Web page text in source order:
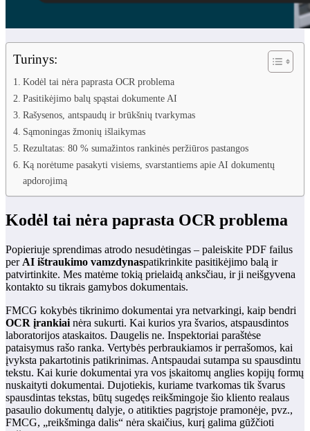
Turinys:
Kodėl tai nėra paprasta OCR problema
Pasitikėjimo balų spąstai dokumente AI
Rašysenos, antspaudų ir brūkšnių tvarkymas
Sąmoningas žmonių išlaikymas
Rezultatas: 80 % sumažintos rankinės peržiūros pastangos
Ką norėtume pasakyti visiems, svarstantiems apie AI dokumentų
apdorojimą
Kodėl tai nėra paprasta OCR problema
Popieriuje sprendimas atrodo nesudėtingas – paleiskite PDF failus
per AI ištraukimo vamzdynaspatikrinkite pasitikėjimo balą ir
patvirtinkite. Mes matėme tokią prielaidą anksčiau, ir ji neišgyvena
kontakto su tikrais gamybos dokumentais.
FMCG kokybės tikrinimo dokumentai yra netvarkingi, kaip bendri
OCR įrankiai nėra sukurti. Kai kurios yra švarios, atspausdintos
laboratorijos ataskaitos. Daugelis ne. Inspektoriai paraštėse
pataisymus rašo ranka. Vertybės perbraukiamos ir perrašomos, kai
įvyksta pakartotinis patikrinimas. Antspaudai sutampa su spausdintu
tekstu. Kai kurie dokumentai yra vos įskaitomų anglies kopijų formų
nuskaityti dokumentai. Dujotiekis, kuriame tvarkomas tik švarus
spausdintas tekstas, būtų sugedęs reikšmingoje šio kliento realaus
pasaulio dokumentų dalyje, o atitikties pagrįstoje pramonėje, pvz.,
FMCG, „reikšminga dalis“ nėra skaičius, kurį galima gūžčioti